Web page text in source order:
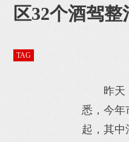
区32个酒驾整
TAG
昨天
悉，今年
起，其中